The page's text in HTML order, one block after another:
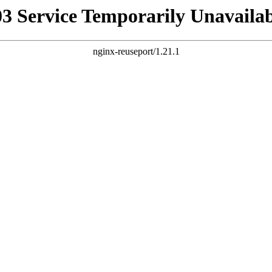
Service Temporarily
nginx-reuseport/1.21.1